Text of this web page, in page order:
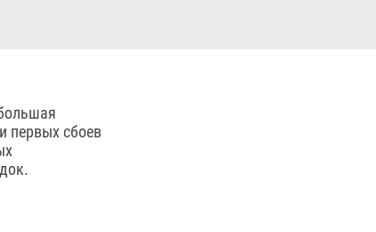
первых сбоев